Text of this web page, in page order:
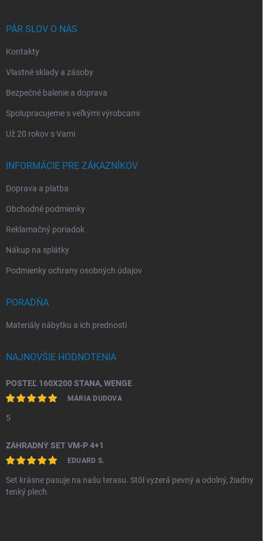
PÁR SLOV O NÁS
Kontakty
Vlastné sklady a zásoby
Bezpečné balenie a doprava
Spolupracujeme s veľkými výrobcami
Už 20 rokov s Vami
INFORMÁCIE PRE ZÁKAZNÍKOV
Doprava a platba
Obchodné podmienky
Reklamačný poriadok
Nákup na splátky
Podmienky ochrany osobných údajov
PORADŇA
Materiály nábytku a ich prednosti
NAJNOVŠIE HODNOTENIA
POSTEĽ 160X200 STANA, WENGE
MÁRIA DUDOVA
5
ZÁHRADNÝ SET VM-P 4+1
EDUARD S.
Set krásne pasuje na našu terasu. Stôl vyzerá pevný a odolný, žiadny
tenký plech.